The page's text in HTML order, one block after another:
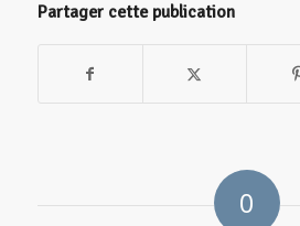
Partager cette publication
0